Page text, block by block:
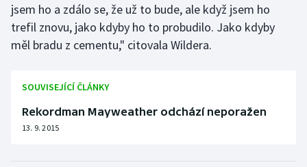
Lezení
Moderní pětiboj
Motorsport
jsem ho a zdálo se, že už to bude, ale když jsem ho
trefil znovu, jako kdyby ho to probudilo. Jako kdyby
měl bradu z cementu," citovala Wildera.
SOUVISEJÍCÍ ČLÁNKY
Rekordman Mayweather odchází neporažen
13. 9. 2015